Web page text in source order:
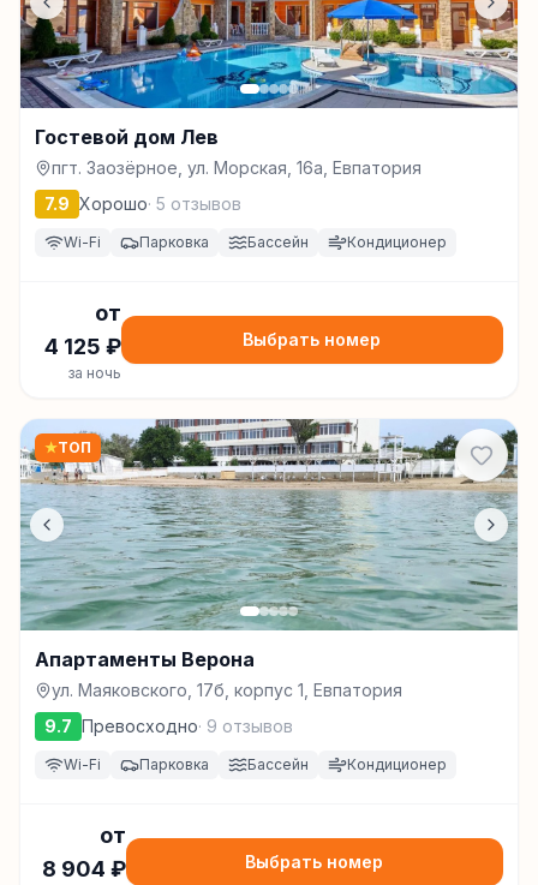
Гостевой дом Лев
пгт. Заозёрное, ул. Морская, 16a, Евпатория
7.9 Хорошо· 5 отзывов
Wi-Fi Парковка Бассейн Кондиционер
от
4 125 ₽
за ночь
Выбрать номер
★ТОП
Апартаменты Верона
ул. Маяковского, 17б, корпус 1, Евпатория
9.7 Превосходно· 9 отзывов
Wi-Fi Парковка Бассейн Кондиционер
от
8 904 ₽ Выбрать номер